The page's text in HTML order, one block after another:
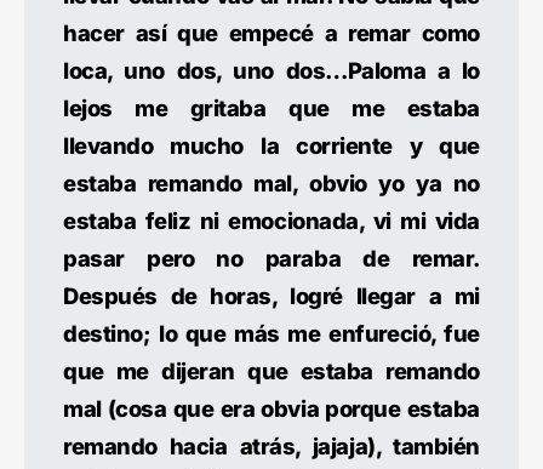
hacer así que empecé a remar como
loca, uno dos, uno dos…Paloma a lo
lejos me gritaba que me estaba
llevando mucho la corriente y que
estaba remando mal, obvio yo ya no
estaba feliz ni emocionada, vi mi vida
pasar pero no paraba de remar.
Después de horas, logré llegar a mi
destino; lo que más me enfureció, fue
que me dijeran que estaba remando
mal (cosa que era obvia porque estaba
remando hacia atrás, jajaja), también